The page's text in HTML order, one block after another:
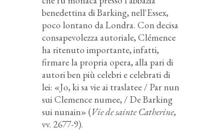
benedettina di Barking, nell'Essex,
poco lontano da Londra. Con decisa
consapevolezza autoriale, Clémence
ha ritenuto importante, infatti,
firmare la propria opera, alla pari di
autori ben più celebri e celebrati di
lei: «Jo, ki sa vie ai traslatee / Par nun
sui Clemence numee, / De Barking
sui nunain» (Vie de sainte Catherine,
vv. 2677-9).